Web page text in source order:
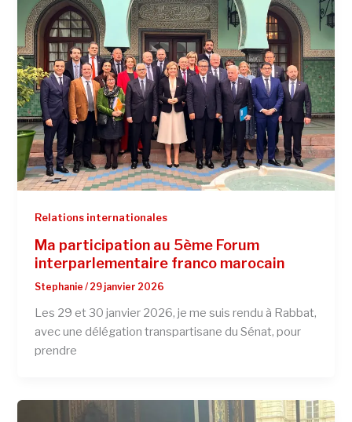
Relations internationales
Ma participation au 5ème Forum
interparlementaire franco marocain
Stephanie/ 29 janvier 2026
Les 29 et 30 janvier 2026, je me suis rendu à Rabbat,
avec une délégation transpartisane du Sénat, pour
prendre